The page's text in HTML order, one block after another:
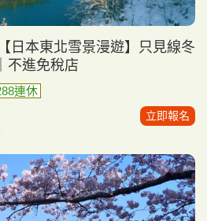
日本東北雪景漫遊】只見線冬
不進免稅店
連休
立即報名